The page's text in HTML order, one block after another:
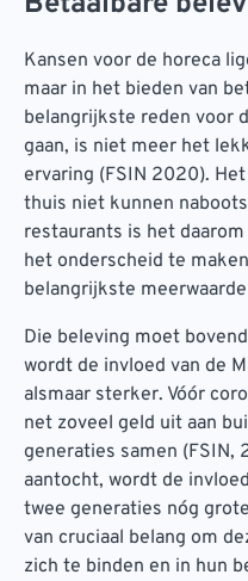
Kansen voor de horeca
maar in het bieden van
belangrijkste reden voor
gaan, is niet meer het
ervaring (FSIN 2020).
thuis niet kunnen
restaurants is het
het onderscheid te
belangrijkste
Die beleving moet
wordt de invloed van de
alsmaar sterker. Vóór
net zoveel geld uit aan
generaties samen (FSIN,
aantocht, wordt de
twee generaties nóg
van cruciaal belang om
zich te binden en in hun